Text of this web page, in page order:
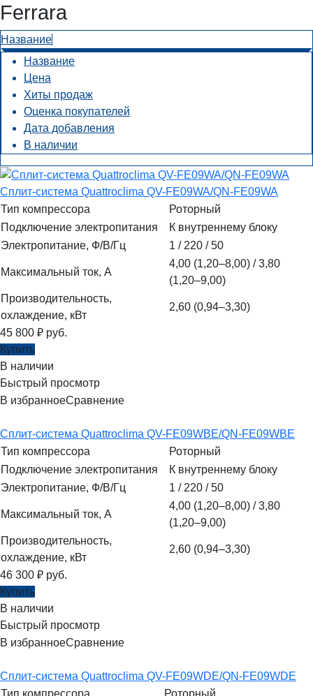
Ferrara
Название
Название
Цена
Хиты продаж
Оценка покупателей
Дата добавления
В наличии
Сплит-система Quattroclima QV-FE09WA/QN-FE09WA
Тип компрессора
Роторный
Подключение электропитания
К внутреннему блоку
Электропитание, Ф/В/Гц
1 / 220 / 50
Максимальный ток, А
4,00 (1,20–8,00) / 3,80
(1,20–9,00)
Производительность,
охлаждение, кВт
2,60 (0,94–3,30)
45 800 ₽ руб.
Купить
В наличии
Быстрый просмотр
В избранноеСравнение
Сплит-система Quattroclima QV-FE09WBE/QN-FE09WBE
Тип компрессора
Роторный
Подключение электропитания
К внутреннему блоку
Электропитание, Ф/В/Гц
1 / 220 / 50
Максимальный ток, А
4,00 (1,20–8,00) / 3,80
(1,20–9,00)
Производительность,
охлаждение, кВт
2,60 (0,94–3,30)
46 300 ₽ руб.
Купить
В наличии
Быстрый просмотр
В избранноеСравнение
Сплит-система Quattroclima QV-FE09WDE/QN-FE09WDE
Тип компрессора
Роторный